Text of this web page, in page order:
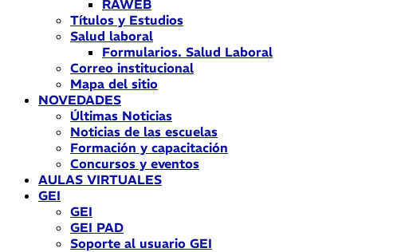
RAWEB
Títulos y Estudios
Salud laboral
Formularios. Salud Laboral
Correo institucional
Mapa del sitio
NOVEDADES
Últimas Noticias
Noticias de las escuelas
Formación y capacitación
Concursos y eventos
AULAS VIRTUALES
GEI
GEI
GEI PAD
Soporte al usuario GEI